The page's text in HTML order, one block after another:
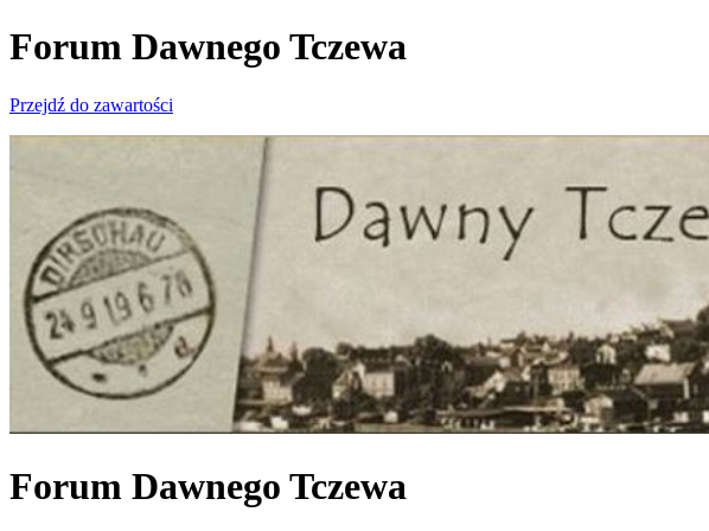
Forum Dawnego Tczewa
Przejdź do zawartości
Forum Dawnego Tczewa